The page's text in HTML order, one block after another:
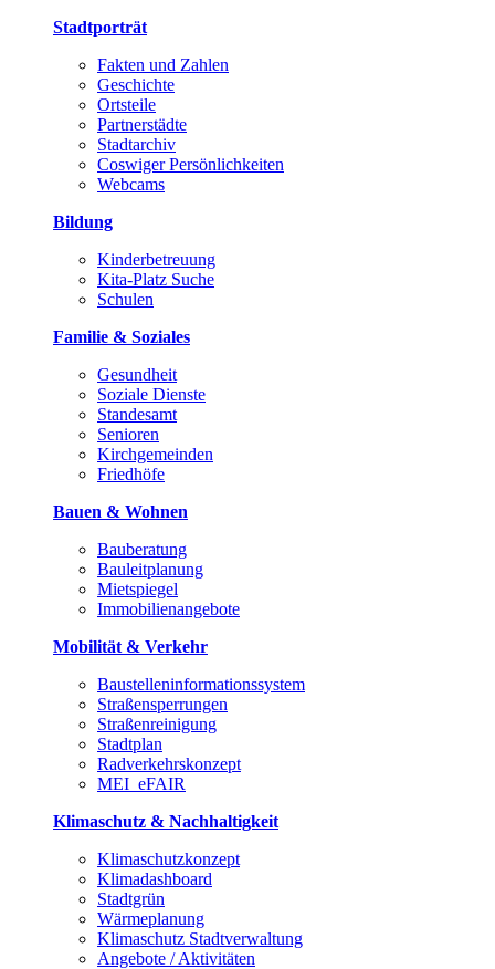
Stadtporträt
Fakten und Zahlen
Geschichte
Ortsteile
Partnerstädte
Stadtarchiv
Coswiger Persönlichkeiten
Webcams
Bildung
Kinderbetreuung
Kita-Platz Suche
Schulen
Familie & Soziales
Gesundheit
Soziale Dienste
Standesamt
Senioren
Kirchgemeinden
Friedhöfe
Bauen & Wohnen
Bauberatung
Bauleitplanung
Mietspiegel
Immobilienangebote
Mobilität & Verkehr
Baustelleninformationssystem
Straßensperrungen
Straßenreinigung
Stadtplan
Radverkehrskonzept
MEI_eFAIR
Klimaschutz & Nachhaltigkeit
Klimaschutzkonzept
Klimadashboard
Stadtgrün
Wärmeplanung
Klimaschutz Stadtverwaltung
Angebote / Aktivitäten